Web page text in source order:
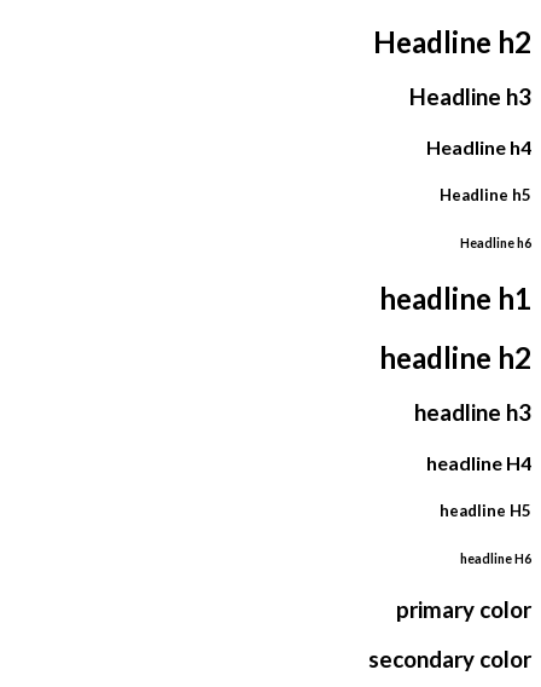
Headline h2
Headline h3
Headline h4
Headline h5
Headline h6
headline h1
headline h2
headline h3
headline H4
headline H5
headline H6
primary color
secondary color